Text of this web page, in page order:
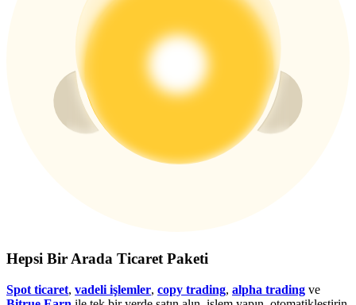
BTC Flexible Staking | Daily Rewards
Giriş yapÜye ol
Hepsi Bir Arada Ticaret Paketi
Spot ticaret, vadeli işlemler, copy trading, alpha trading ve